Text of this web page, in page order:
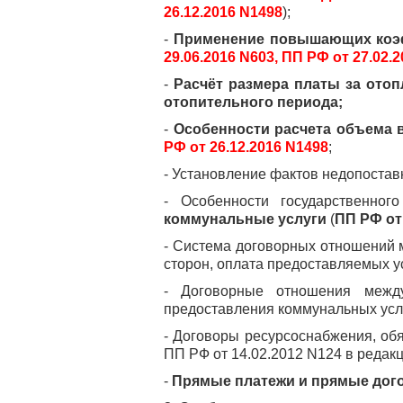
26.12.2016 N1498);
- Применение повышающих
29.06.2016 N603, ПП РФ от
- Расчёт размера платы за
отопительного периода;
- Особенности расчета
РФ от 26.12.2016 N1498;
- Установление фактов
- Особенности
коммунальные услуги (ПП РФ от
- Система договорных отношений
сторон, оплата предоставляемых
- Договорные отношения
предоставления коммунальных
- Договоры ресурсоснабжения,
ПП РФ от 14.02.2012 N124 в
- Прямые платежи и прямые